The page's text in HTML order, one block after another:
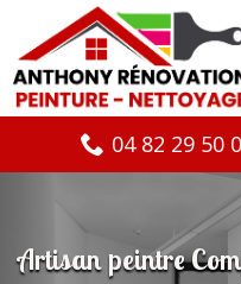
04 82 29 50
Artisan peintre